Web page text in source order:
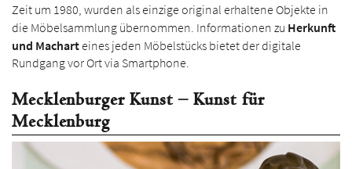
Zeit um 1980, wurden als einzige original erhaltene Objekte in
die Möbelsammlung übernommen. Informationen zu Herkunft
und Macharteines jeden Möbelstücks bietet der digi­tale
Rundgang vor Ort via Smartphone.
Mecklenburger Kunst – Kunst für
Mecklenburg